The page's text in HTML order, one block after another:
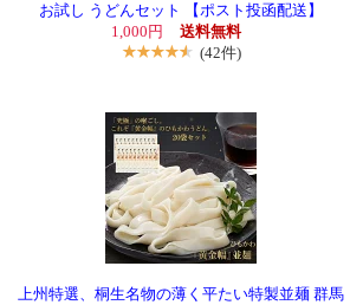
お試し うどんセット 【ポスト投函配送】
1,000円
送料無料
(42件)
上州特選、桐生名物の薄く平たい特製並麺 群馬